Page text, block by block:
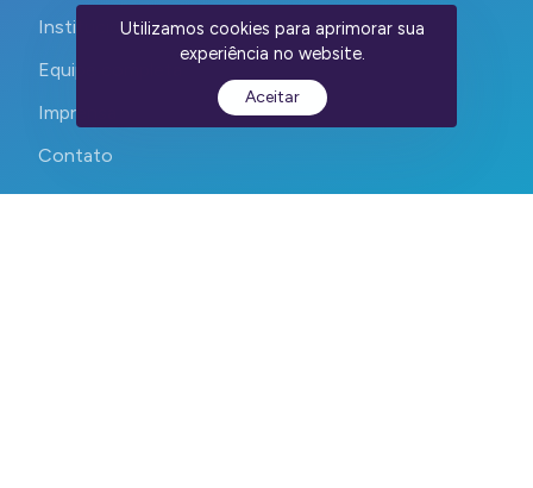
Institucional
Equipe completa
Imprensa
Contato
Utilizamos cookies para aprimorar sua
experiência no website.
Aceitar